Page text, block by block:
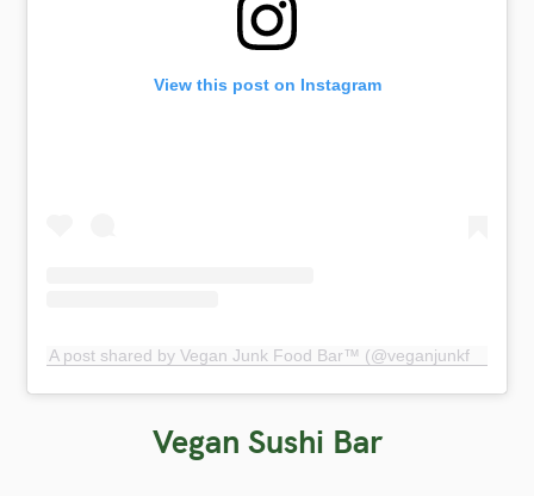
View this post on Instagram
Vegan Sushi Bar